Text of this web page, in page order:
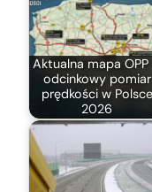
Aktualna mapa
odcinkowy pomiar
prędkości w Polsce
2026